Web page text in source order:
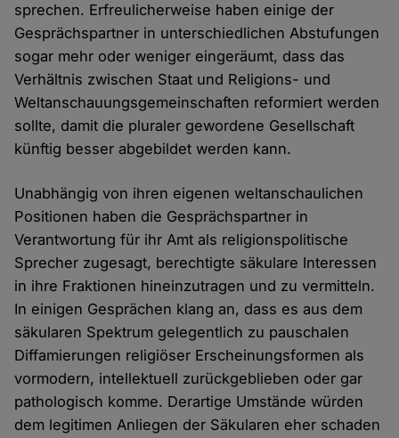
sprechen. Erfreulicherweise haben einige der
Gesprächspartner in unterschiedlichen Abstufungen
sogar mehr oder weniger eingeräumt, dass das
Verhältnis zwischen Staat und Religions- und
Weltanschauungsgemeinschaften reformiert werden
sollte, damit die pluraler gewordene Gesellschaft
künftig besser abgebildet werden kann.
Unabhängig von ihren eigenen weltanschaulichen
Positionen haben die Gesprächspartner in
Verantwortung für ihr Amt als religionspolitische
Sprecher zugesagt, berechtigte säkulare Interessen
in ihre Fraktionen hineinzutragen und zu vermitteln.
In einigen Gesprächen klang an, dass es aus dem
säkularen Spektrum gelegentlich zu pauschalen
Diffamierungen religiöser Erscheinungsformen als
vormodern, intellektuell zurückgeblieben oder gar
pathologisch komme. Derartige Umstände würden
dem legitimen Anliegen der Säkularen eher schaden